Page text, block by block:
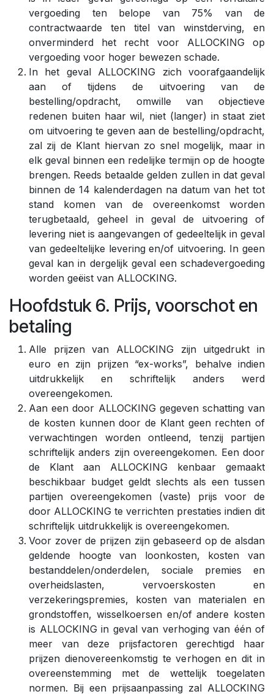
vergoeding ten belope van 75% van de
contractwaarde ten titel van winstderving, en
onverminderd het recht voor ALLOCKING op
vergoeding voor hoger bewezen schade.
In het geval ALLOCKING zich voorafgaandelijk
aan of tijdens de uitvoering van de
bestelling/opdracht, omwille van objectieve
redenen buiten haar wil, niet (langer) in staat ziet
om uitvoering te geven aan de bestelling/opdracht,
zal zij de Klant hiervan zo snel mogelijk, maar in
elk geval binnen een redelijke termijn op de hoogte
brengen. Reeds betaalde gelden zullen in dat geval
binnen de 14 kalenderdagen na datum van het tot
stand komen van de overeenkomst worden
terugbetaald, geheel in geval de uitvoering of
levering niet is aangevangen of gedeeltelijk in geval
van gedeeltelijke levering en/of uitvoering. In geen
geval kan in dergelijk geval een schadevergoeding
worden geëist van ALLOCKING.
Hoofdstuk 6. Prijs, voorschot en
betaling
Alle prijzen van ALLOCKING zijn uitgedrukt in
euro en zijn prijzen “ex-works”, behalve indien
uitdrukkelijk en schriftelijk anders werd
overeengekomen.
Aan een door ALLOCKING gegeven schatting van
de kosten kunnen door de Klant geen rechten of
verwachtingen worden ontleend, tenzij partijen
schriftelijk anders zijn overeengekomen. Een door
de Klant aan ALLOCKING kenbaar gemaakt
beschikbaar budget geldt slechts als een tussen
partijen overeengekomen (vaste) prijs voor de
door ALLOCKING te verrichten prestaties indien dit
schriftelijk uitdrukkelijk is overeengekomen.
Voor zover de prijzen zijn gebaseerd op de alsdan
geldende hoogte van loonkosten, kosten van
bestanddelen/onderdelen, sociale premies en
overheidslasten, vervoerskosten en
verzekeringspremies, kosten van materialen en
grondstoffen, wisselkoersen en/of andere kosten
is ALLOCKING in geval van verhoging van één of
meer van deze prijsfactoren gerechtigd haar
prijzen dienovereenkomstig te verhogen en dit in
overeenstemming met de wettelijk toegelaten
normen. Bij een prijsaanpassing zal ALLOCKING